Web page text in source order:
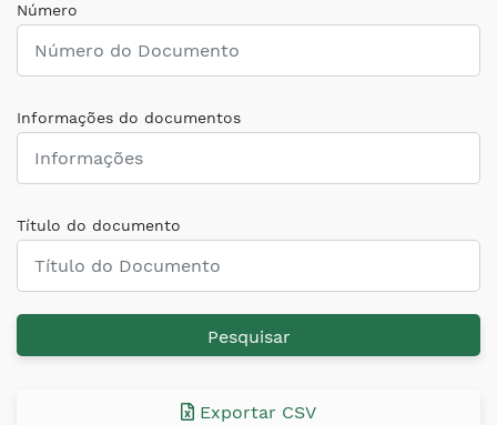
Número
Informações do documentos
Título do documento
Pesquisar
Exportar CSV